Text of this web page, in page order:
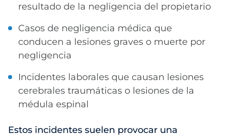
resultado de la negligencia del propietario
Casos de negligencia médica que
conducen a lesiones graves o muerte por
negligencia
Incidentes laborales que causan lesiones
cerebrales traumáticas o lesiones de la
médula espinal
Estos incidentes suelen provocar una